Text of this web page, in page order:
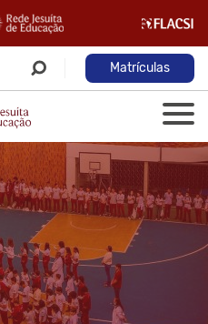
Matrículas